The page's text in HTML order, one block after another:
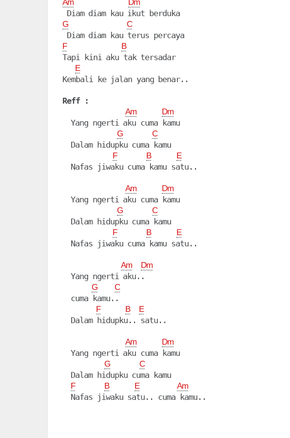
Am Dm
G C
F B
Tapi kini aku tak tersadar
E
Kembali ke jalan yang benar..
Reff :
Am Dm
  Yang ngerti aku cuma kamu
G C
  Dalam hidupku cuma kamu
F B E
  Nafas jiwaku cuma kamu satu..
Am Dm
  Yang ngerti aku cuma kamu
G C
  Dalam hidupku cuma kamu
F B E
  Nafas jiwaku cuma kamu satu..
Am Dm
  Yang ngerti aku..
G C
  cuma kamu..
F B E
  Dalam hidupku.. satu..
Am Dm
  Yang ngerti aku cuma kamu
G C
  Dalam hidupku cuma kamu
F B E Am